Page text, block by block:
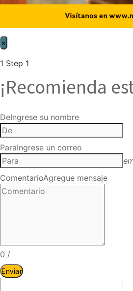
×
1 Step 1
¡Recomienda
DeIngrese su nombre
ParaIngrese un correo
ComentarioAgregue mensaje
0 /
Enviar